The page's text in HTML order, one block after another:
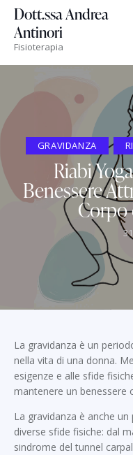
Dott.ssa Andrea
Antinori
Fisioterapia
GRAVIDANZA
Riabi
Benessere
Corpo
La gravidanza è un
nella vita di una donna.
esigenze e alle sfide
mantenere un benessere
La gravidanza è anche
diverse sfide fisiche: dal
sindrome del tunnel